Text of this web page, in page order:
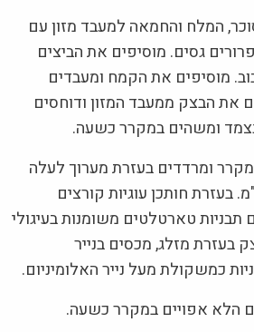
המלח והחמאה למעבד מזון עם
גסים. מוסיפים את הביצים
מוסיפים את הקמח ומעבדים
את הבצק ממעבד המזון ודוחסים
נצמד ומשהים במקרר כשעה.
ומרדדים בעזרת מערוך לעלה
אחיד של 1/2 ס"מ. בעזרת חותכן עוגיות קורצים
תבניות טארטלטים משומנות בעיגולי
בעזרת מזלג, מכסים בנייר
כמשקולת מעל נייר האלומיניום.
הלא אפויים במקרר כשעה.